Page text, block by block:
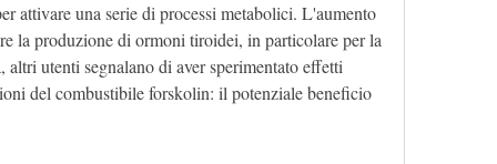
attivare una serie di processi metabolici. L'aumento
la produzione di ormoni tiroidei, in particolare per la
altri utenti segnalano di aver sperimentato effetti
del combustibile forskolin: il potenziale beneficio